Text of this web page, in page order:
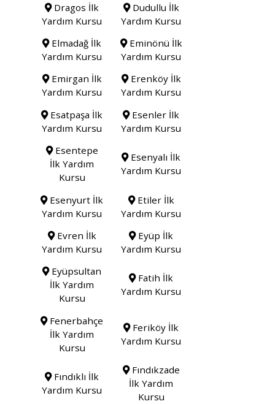
Dragos İlk
Yardım Kursu
Dudullu İlk
Yardım Kursu
Elmadağ İlk
Yardım Kursu
Eminönü İlk
Yardım Kursu
Emirgan İlk
Yardım Kursu
Erenköy İlk
Yardım Kursu
Esatpaşa İlk
Yardım Kursu
Esenler İlk
Yardım Kursu
Esentepe
İlk Yardım
Kursu
Esenyalı İlk
Yardım Kursu
Esenyurt İlk
Yardım Kursu
Etiler İlk
Yardım Kursu
Evren İlk
Yardım Kursu
Eyüp İlk
Yardım Kursu
Eyüpsultan
İlk Yardım
Kursu
Fatih İlk
Yardım Kursu
Fenerbahçe
İlk Yardım
Kursu
Feriköy İlk
Yardım Kursu
Fındıklı İlk
Yardım Kursu
Fındıkzade
İlk Yardım
Kursu